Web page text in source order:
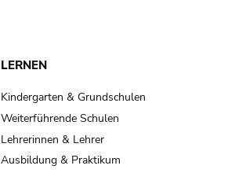
LERNEN
Kindergarten & Grundschulen
Weiterführende Schulen
Lehrerinnen & Lehrer
Ausbildung & Praktikum